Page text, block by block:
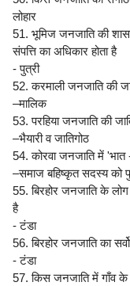
लोहार
51. भूमिज जनजाति की
संपत्ति का अधिकार होता है
- पुत्री
52. करमाली जनजाति की
–मालिक
53. परहिया जनजाति की
–भैयारी व जातिगोठ
54. कोरवा जनजाति में 'भात
–समाज बहिष्कृत सदस्य को
55. बिरहोर जनजाति के
है
- टंडा
56. बिरहोर जनजाति का
- टंडा
57. किस जनजाति में गाँव के